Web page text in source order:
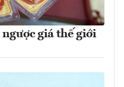
giá thế giới